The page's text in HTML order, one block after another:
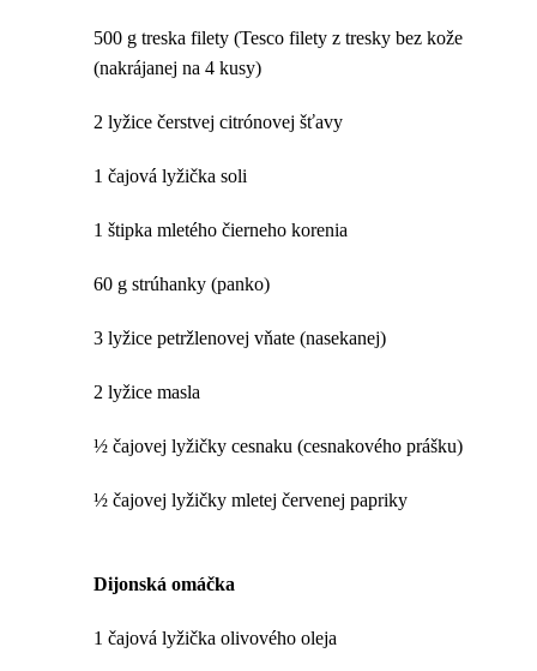
500 g treska filety (Tesco filety z tresky bez kože
(nakrájanej na 4 kusy)
2 lyžice čerstvej citrónovej šťavy
1 čajová lyžička soli
1 štipka mletého čierneho korenia
60 g strúhanky (panko)
3 lyžice petržlenovej vňate (nasekanej)
2 lyžice masla
½ čajovej lyžičky cesnaku (cesnakového prášku)
½ čajovej lyžičky mletej červenej papriky
Dijonská omáčka
1 čajová lyžička olivového oleja